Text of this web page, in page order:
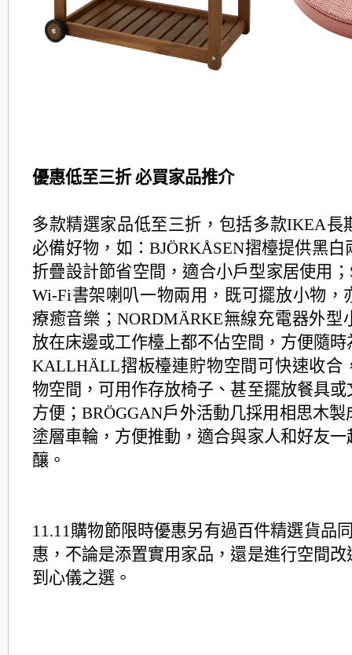
優惠低至三折 必買家品推介
多款精選家品低至三折， 包括多款IKEA長
必備好物，如：BJÖRKÅSEN摺檯提供黑白
折疊設計節省空間， 適合小戶型家居使用
Wi-Fi書架喇叭一物兩用，既可擺放小物，
療癒音樂；NORDMÄRKE無線充電器外型
放在床邊或工作檯上都不佔空間，方便隨時
KALLHÄLL摺板檯連貯物空間可快速收合
物空間， 可用作存放椅子、甚至擺放餐具或
方便；BRÖGGAN戶外活動几採用相思木製
塗層車輪，方便推動， 適合與家人和好友一
釀。
11.11購物節限時優惠另有過百件精選貨品
惠， 不論是添置實用家品，還是進行空間改
到心儀之選。